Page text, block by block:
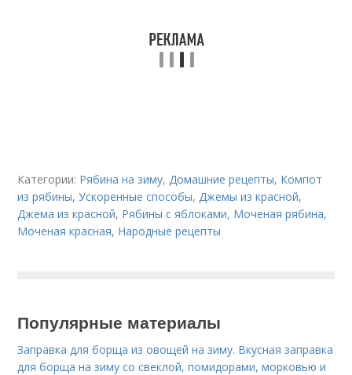
Категории: Рябина на зиму,Домашние рецепты, Компот
из рябины,Ускоренные способы,Джемы из красной,
Джема из красной, Рябины с яблоками, Моченая рябина,
Моченая красная, Народные рецепты
Популярные материалы
Заправка для борща из овощей на зиму. Вкусная заправка
для борща на зиму со свеклой, помидорами, морковью и